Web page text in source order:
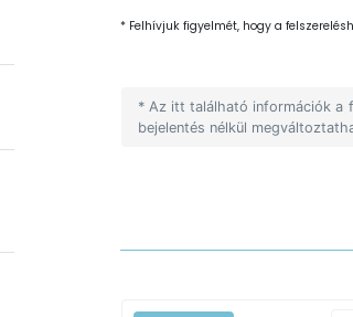
* Felhívjuk figyelmét, hogy a
* Az itt található információk a
bejelentés nélkül